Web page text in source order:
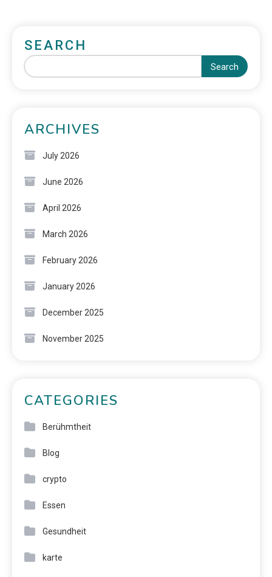
SEARCH
Search
ARCHIVES
July 2026
June 2026
April 2026
March 2026
February 2026
January 2026
December 2025
November 2025
CATEGORIES
Berühmtheit
Blog
crypto
Essen
Gesundheit
karte